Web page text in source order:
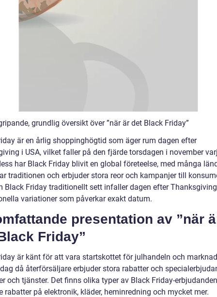
grundlig översikt över ”när är det Black Friday”
är en årlig shoppinghögtid som äger rum dagen efter
i USA, vilket faller på den fjärde torsdagen i november
har Black Friday blivit en global företeelse, med många
traditionen och erbjuder stora reor och kampanjer till
Black Friday traditionellt sett infaller dagen efter
variationer som påverkar exakt datum.
presentation av ”när
Friday”
är känt för att vara startskottet för julhandeln och
då återförsäljare erbjuder stora rabatter och
och tjänster. Det finns olika typer av Black Friday-
rabatter på elektronik, kläder, heminredning och mycket mer.